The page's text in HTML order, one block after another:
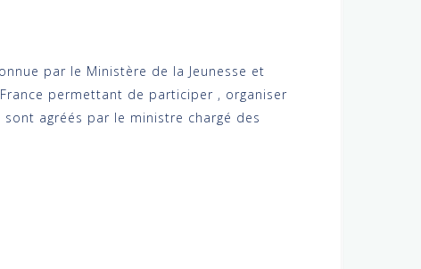
par le Ministère de la Jeunesse et
permettant de participer , organiser
agréés par le ministre chargé des